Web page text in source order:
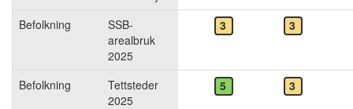
Befolkning
SSB-
arealbruk
2025
3 3
Befolkning
Tettsteder
2025
5 3